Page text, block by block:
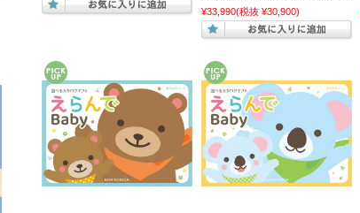
¥33,990(税抜 ¥30,900)